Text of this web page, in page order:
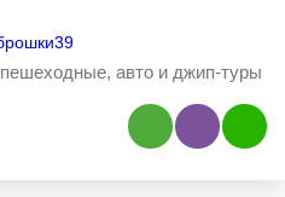
пешеходные, авто и джип-туры
Наш ViberНаш